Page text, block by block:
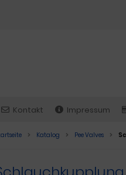
Kontakt Impressum
Katalog Pee Valves